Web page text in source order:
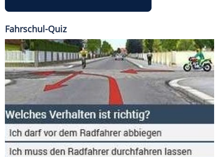
Fahrschul-Quiz